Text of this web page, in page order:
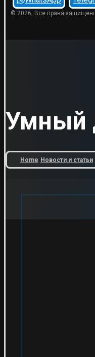
© 2026, Все права
Умный
Home Новости и статьи